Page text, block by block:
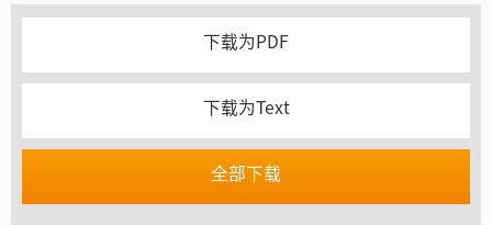
下载为PDF
下载为Text
全部下载